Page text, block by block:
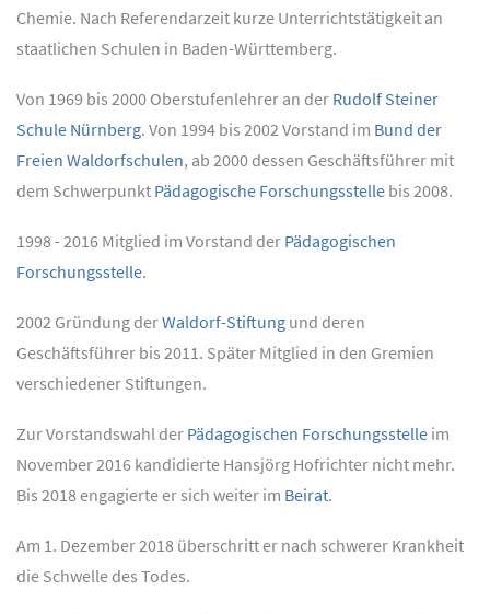
Chemie. Nach Referendarzeit kurze Unterrichtstätigkeit an
staatlichen Schulen in Baden-Württemberg.
Von 1969 bis 2000 Oberstufenlehrer an der Rudolf Steiner
Schule Nürnberg. Von 1994 bis 2002 Vorstand im Bund der
Freien Waldorfschulen, ab 2000 dessen Geschäftsführer mit
dem Schwerpunkt Pädagogische Forschungsstelle bis 2008.
1998 - 2016 Mitglied im Vorstand der Pädagogischen
Forschungsstelle.
2002 Gründung derWaldorf-Stiftung und deren
Geschäftsführer bis 2011. Später Mitglied in den Gremien
verschiedener Stiftungen.
Zur Vorstandswahl der Pädagogischen Forschungsstelle im
November 2016 kandidierte Hansjörg Hofrichter nicht mehr.
Bis 2018 engagierte er sich weiter im Beirat.
Am 1. Dezember 2018 überschritt er nach schwerer Krankheit
die Schwelle des Todes.